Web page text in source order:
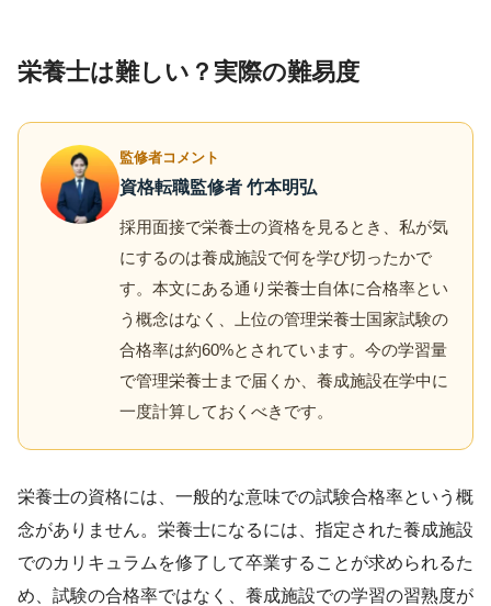
栄養士は難しい？実際の難易度
監修者コメント
資格転職監修者 竹本明弘
採用面接で栄養士の資格を見るとき、私が気
にするのは養成施設で何を学び切ったかで
す。本文にある通り栄養士自体に合格率とい
う概念はなく、上位の管理栄養士国家試験の
合格率は約60%とされています。今の学習量
で管理栄養士まで届くか、養成施設在学中に
一度計算しておくべきです。
栄養士の資格には、一般的な意味での試験合格率という概
念がありません。栄養士になるには、指定された養成施設
でのカリキュラムを修了して卒業することが求められるた
め、試験の合格率ではなく、養成施設での学習の習熟度が